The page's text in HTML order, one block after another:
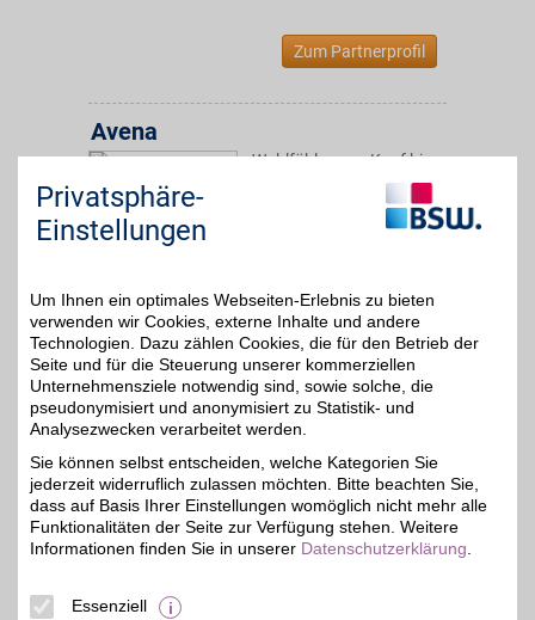
Zum Partnerprofil
bis zu 6%
Avena
Wohlfühlen von Kopf bis
Fuß: Der Online-Versand
hochwertiges Sortiment
Schuhen, die auch
sensible Füße glücklich
machen.
Zum Partnerprofil
bis zu 11%
bugatti
Die Kollektion von bugatti
vermittelt Vielfalt,
Innovation, Zeitgeist,
Lebensfreude und
Privatsphäre-
Einstellungen
Um Ihnen ein optimales Webseiten-Erlebnis zu bieten
verwenden wir Cookies, externe Inhalte und andere
Technologien. Dazu zählen Cookies, die für den Betrieb der
Seite und für die Steuerung unserer kommerziellen
Unternehmensziele notwendig sind, sowie solche, die
pseudonymisiert und anonymisiert zu Statistik- und
Analysezwecken verarbeitet werden.
Sie können selbst entscheiden, welche Kategorien Sie
jederzeit widerruflich zulassen möchten. Bitte beachten Sie,
dass auf Basis Ihrer Einstellungen womöglich nicht mehr alle
Funktionalitäten der Seite zur Verfügung stehen. Weitere
Informationen finden Sie in unserer Datenschutzerklärung
Essenziell